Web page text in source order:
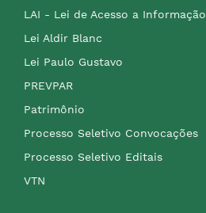
LAI - Lei de Acesso a Informação
Lei Aldir Blanc
Lei Paulo Gustavo
PREVPAR
Patrimônio
Processo Seletivo Convocações
Processo Seletivo Editais
VTN